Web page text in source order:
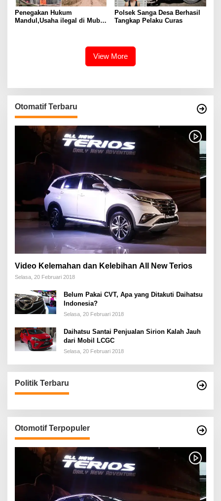
Penegakan Hukum
Mandul,Usaha ilegal di Muba
Polsek Sanga Desa Berhasil
Tangkap Pelaku Curas
View More
Otomatif Terbaru
Video Kelemahan dan Kelebihan All New Terios
Selasa, 20 Februari 2018
Belum Pakai CVT, Apa yang Ditakuti Daihatsu
Indonesia?
Selasa, 20 Februari 2018
Daihatsu Santai Penjualan Sirion Kalah Jauh
dari Mobil LCGC
Selasa, 20 Februari 2018
Politik Terbaru
Otomotif Terpopuler